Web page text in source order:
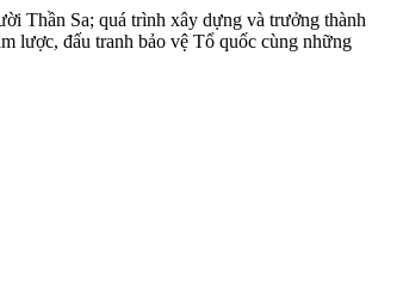
Thần Sa; quá trình xây dựng và trưởng thành
lược, đấu tranh bảo vệ Tổ quốc cùng những